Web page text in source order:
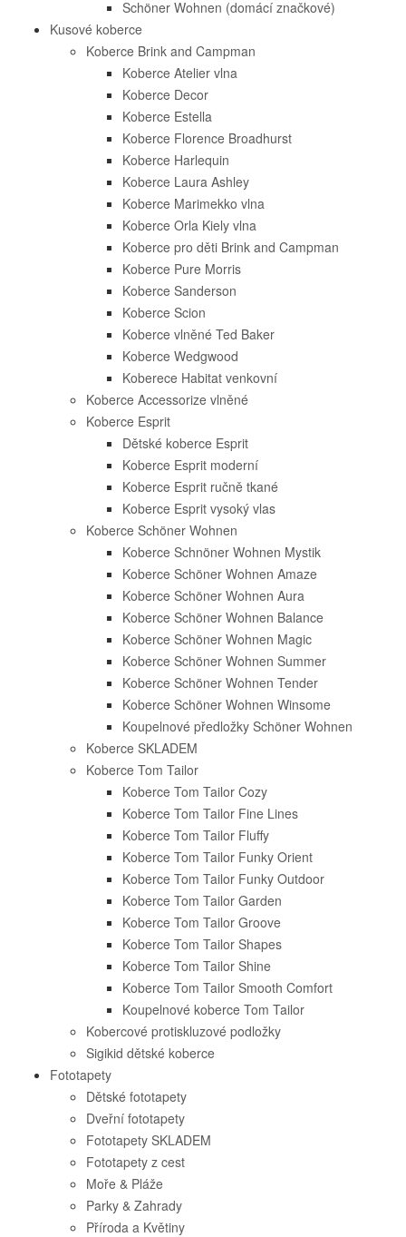
Schöner Wohnen (domácí značkové)
Kusové koberce
Koberce Brink and Campman
Koberce Atelier vlna
Koberce Decor
Koberce Estella
Koberce Florence Broadhurst
Koberce Harlequin
Koberce Laura Ashley
Koberce Marimekko vlna
Koberce Orla Kiely vlna
Koberce pro děti Brink and Campman
Koberce Pure Morris
Koberce Sanderson
Koberce Scion
Koberce vlněné Ted Baker
Koberce Wedgwood
Koberece Habitat venkovní
Koberce Accessorize vlněné
Koberce Esprit
Dětské koberce Esprit
Koberce Esprit moderní
Koberce Esprit ručně tkané
Koberce Esprit vysoký vlas
Koberce Schöner Wohnen
Koberce Schnöner Wohnen Mystik
Koberce Schöner Wohnen Amaze
Koberce Schöner Wohnen Aura
Koberce Schöner Wohnen Balance
Koberce Schöner Wohnen Magic
Koberce Schöner Wohnen Summer
Koberce Schöner Wohnen Tender
Koberce Schöner Wohnen Winsome
Koupelnové předložky Schöner Wohnen
Koberce SKLADEM
Koberce Tom Tailor
Koberce Tom Tailor Cozy
Koberce Tom Tailor Fine Lines
Koberce Tom Tailor Fluffy
Koberce Tom Tailor Funky Orient
Koberce Tom Tailor Funky Outdoor
Koberce Tom Tailor Garden
Koberce Tom Tailor Groove
Koberce Tom Tailor Shapes
Koberce Tom Tailor Shine
Koberce Tom Tailor Smooth Comfort
Koupelnové koberce Tom Tailor
Kobercové protiskluzové podložky
Sigikid dětské koberce
Fototapety
Dětské fototapety
Dveřní fototapety
Fototapety SKLADEM
Fototapety z cest
Moře & Pláže
Parky & Zahrady
Příroda a Květiny